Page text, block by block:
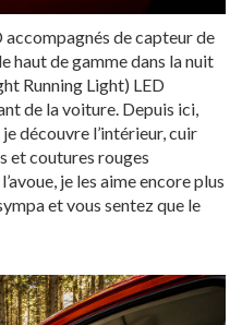
accompagnés de capteur de
haut de gamme dans la nuit
Running Light) LED
de la voiture. Depuis ici,
découvre l’intérieur, cuir
et coutures rouges
je les aime encore plus
et vous sentez que le